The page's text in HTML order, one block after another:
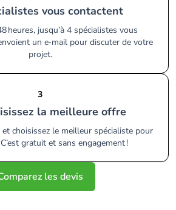
vous contactent
heures, jusqu’à 4 spécialistes vous
un e‑mail pour discuter de votre
projet.
3
la meilleure offre
et choisissez le meilleur spécialiste pour
gratuit et sans engagement !
les devis